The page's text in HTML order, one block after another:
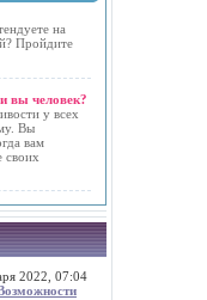
на
Пройдите
вы человек?
у всех
Вы
вам
своих
2022, 07:04